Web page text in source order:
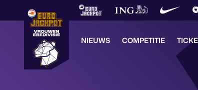
NIEUWS COMPETITIE